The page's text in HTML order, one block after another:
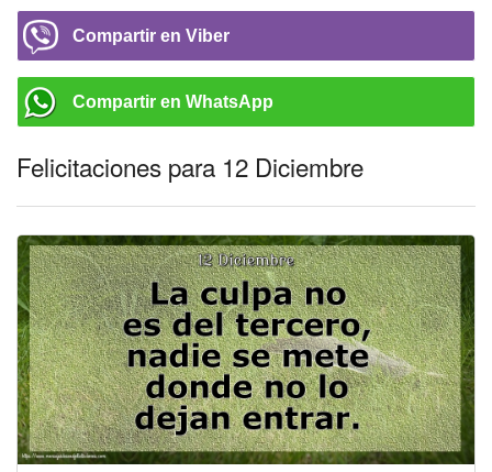
Compartir en Viber
Compartir en WhatsApp
Felicitaciones para 12 Diciembre